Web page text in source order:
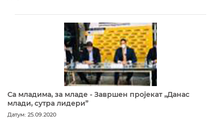
Са младима, за младе - Завршен пројекат „Данас
млади, сутра лидери”
Датум: 25.09.2020